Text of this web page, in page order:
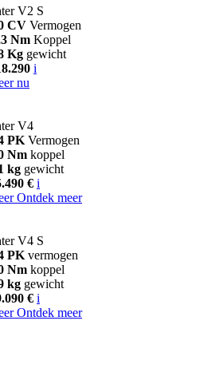
V2 S
CV Vermogen
Nm Koppel
Kg gewicht
i
nu
V4
PK Vermogen
Nm koppel
kg gewicht
€ i
Ontdek meer
V4 S
PK vermogen
Nm koppel
kg gewicht
€ i
Ontdek meer